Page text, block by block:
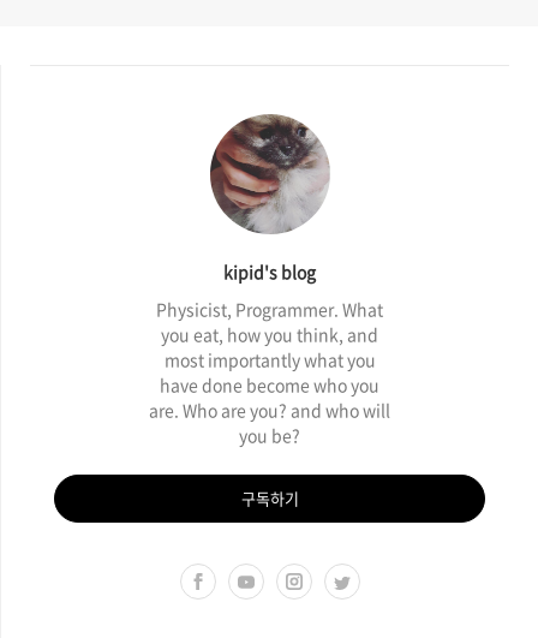
kipid's blog
Physicist, Programmer. What
you eat, how you think, and
most importantly what you
have done become who you
are. Who are you? and who will
you be?
구독하기